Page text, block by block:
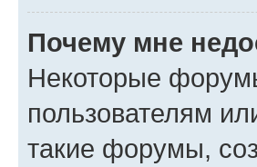
Почему мне
Некоторые
пользователям
такие форумы,